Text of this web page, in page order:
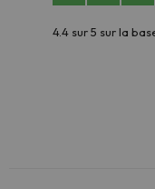
4.4 sur 5 sur la